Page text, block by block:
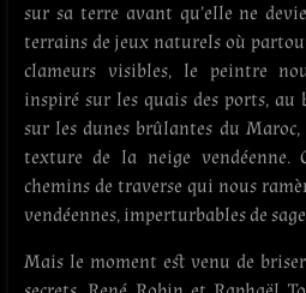
sur sa terre avant qu’elle ne
terrains de jeux naturels où
clameurs visibles, le peintre
inspiré sur les quais des ports, au
sur les dunes brûlantes du
texture de la neige vendéenne.
chemins de traverse qui nous
vendéennes, imperturbables de
Mais le moment est venu de